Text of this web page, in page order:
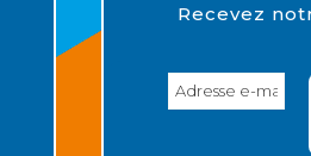
Recevez